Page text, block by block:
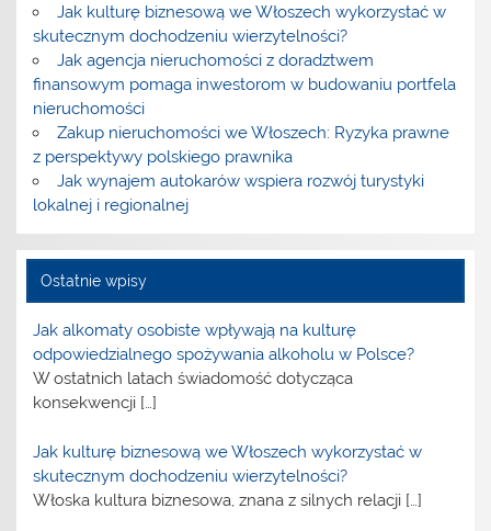
Jak kulturę biznesową we Włoszech wykorzystać w
skutecznym dochodzeniu wierzytelności?
Jak agencja nieruchomości z doradztwem
finansowym pomaga inwestorom w budowaniu portfela
nieruchomości
Zakup nieruchomości we Włoszech: Ryzyka prawne
z perspektywy polskiego prawnika
Jak wynajem autokarów wspiera rozwój turystyki
lokalnej i regionalnej
Ostatnie wpisy
Jak alkomaty osobiste wpływają na kulturę
odpowiedzialnego spożywania alkoholu w Polsce?
W ostatnich latach świadomość dotycząca
konsekwencji […]
Jak kulturę biznesową we Włoszech wykorzystać w
skutecznym dochodzeniu wierzytelności?
Włoska kultura biznesowa, znana z silnych relacji […]